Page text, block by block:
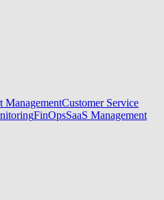
ManagementCustomer Service
FinOpsSaaS Management